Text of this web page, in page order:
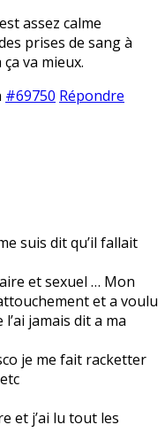
assez calme
prises de sang à
va mieux.
#69750 Répondre
suis dit qu’il fallait
et sexuel … Mon
et a voulu
jamais dit a ma
je me fait racketter
et j’ai lu tout les